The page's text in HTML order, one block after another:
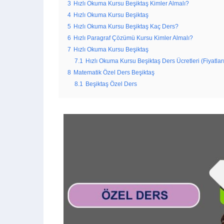
3 Hızlı Okuma Kursu Beşiktaş Kimler Almalı?
4 Hızlı Okuma Kursu Beşiktaş
5 Hızlı Okuma Kursu Beşiktaş Kaç Ders?
6 Hızlı Paragraf Çözümü Kursu Kimler Almalı?
7 Hızlı Okuma Kursu Beşiktaş
7.1
Hızlı Okuma Kursu Beşiktaş Ders Ücretleri
8 Matematik Özel Ders Beşiktaş
8.1
Beşiktaş Özel Ders